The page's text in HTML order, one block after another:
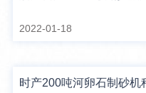
2022-01-18
时产200吨河卵石制砂机